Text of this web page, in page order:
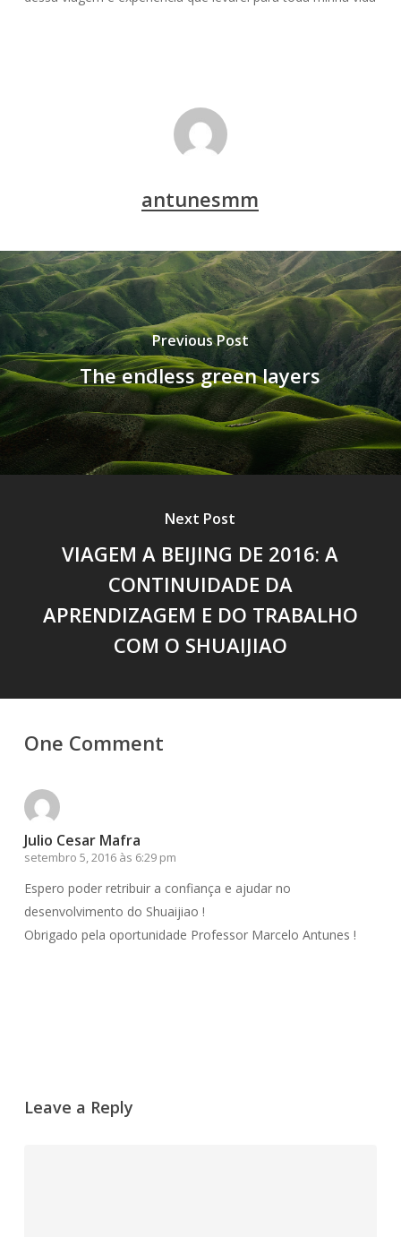
antunesmm
Previous Post
The endless green layers
Next Post
VIAGEM A BEIJING DE 2016: A
CONTINUIDADE DA
APRENDIZAGEM E DO TRABALHO
COM O SHUAIJIAO
One Comment
Julio Cesar Mafra
setembro 5, 2016 às 6:29 pm
Espero poder retribuir a confiança e ajudar no
desenvolvimento do Shuaijiao !
Obrigado pela oportunidade Professor Marcelo Antunes !
Leave a Reply